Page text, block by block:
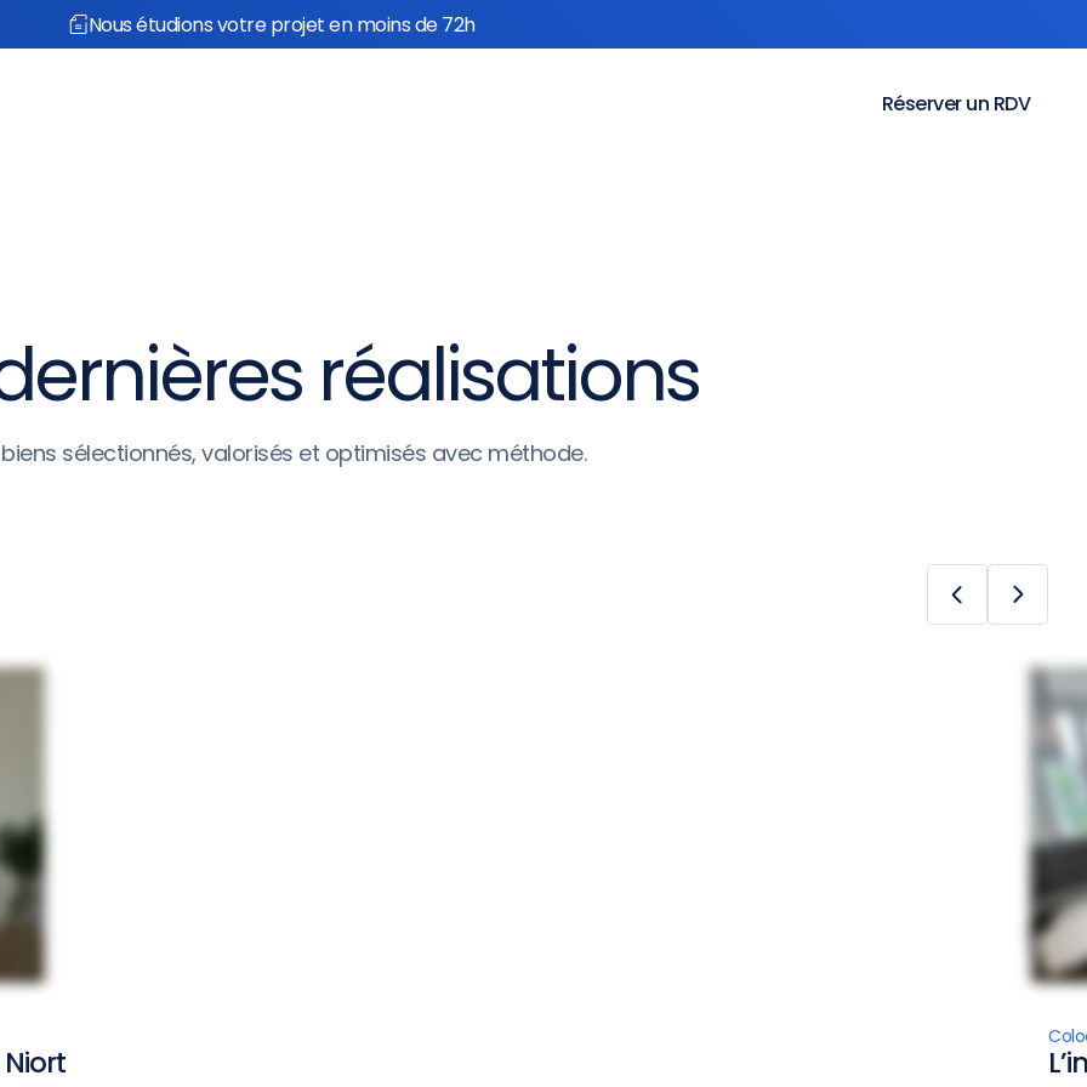
Nous étudions votre projet en moins de 72h
Réserver un RDV
réalisations
biens sélectionnés, valorisés et optimisés avec méthode.